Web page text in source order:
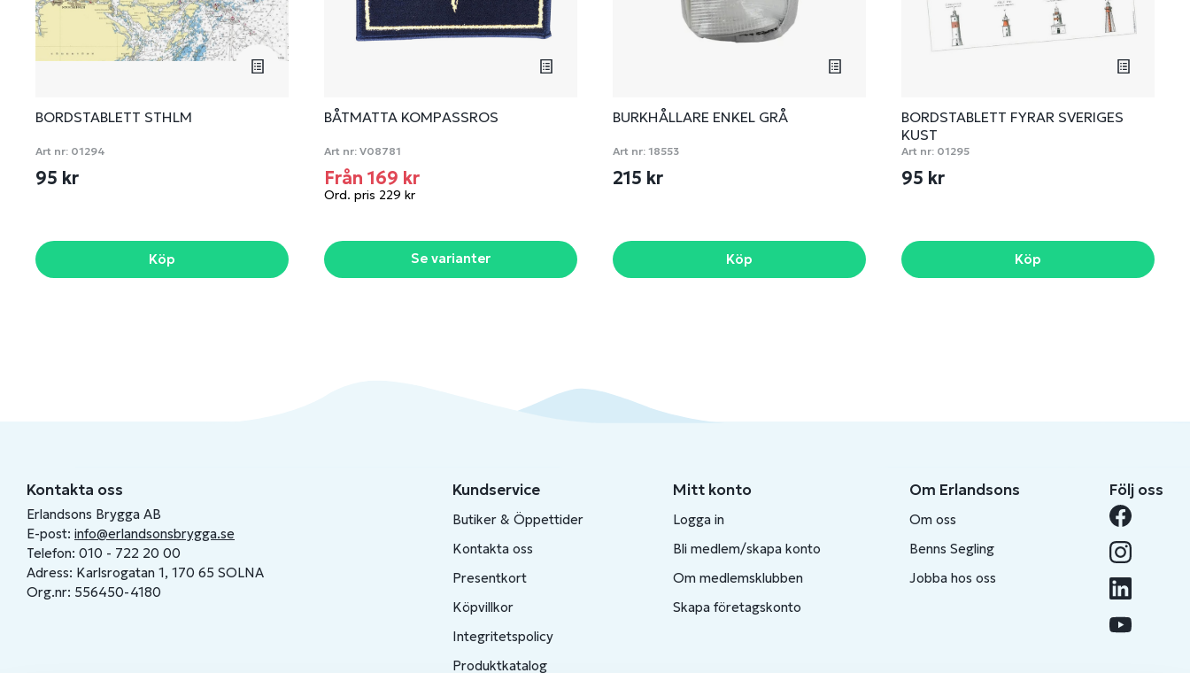
BORDSTABLETT STHLM
Art nr: 01294
95 kr
Köp
BÅTMATTA KOMPASSROS
Art nr: V08781
Från 169 kr
Ord. pris 229 kr
Se varianter
BURKHÅLLARE ENKEL GRÅ
Art nr: 18553
215 kr
Köp
BORDSTABLETT FYRAR SVERIGES
KUST
Art nr: 01295
95 kr
Köp
Kontakta oss
Erlandsons Brygga AB
E-post: info@erlandsonsbrygga.se
Telefon: 010 - 722 20 00
Adress: Karlsrogatan 1, 170 65 SOLNA
Org.nr: 556450-4180
Kundservice
Butiker & Öppettider
Kontakta oss
Presentkort
Köpvillkor
Integritetspolicy
Produktkatalog
Mitt konto
Logga in
Bli medlem/skapa konto
Om medlemsklubben
Skapa företagskonto
Om Erlandsons
Om oss
Benns Segling
Jobba hos oss
Följ oss